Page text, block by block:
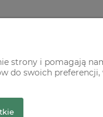
strony i pomagają
do swoich